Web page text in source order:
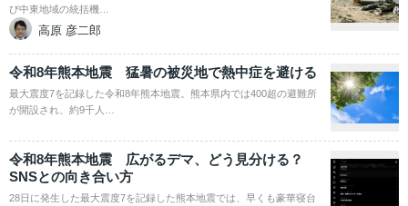
び中東地域の統括機…
高原 彦二郎
令和8年熊本地震 猛暑の被災地で熱中症を避ける
最大震度7を記録した令和8年熊本地震。熊本県内では400超の避難所
が開設され、約9千人…
令和8年熊本地震 広がるデマ、どう見分ける？
SNSとの向き合い方
28日に発生した最大震度7を記録した熊本地震では、早くも豪華寝台